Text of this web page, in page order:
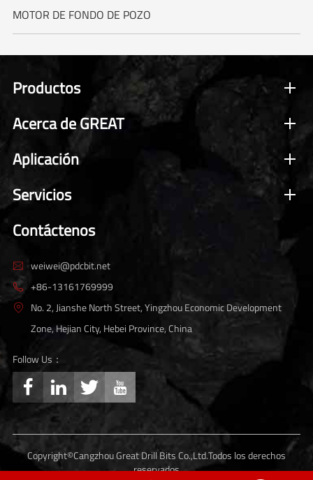
MOTOR DE FONDO DE POZO
Productos
Acerca de GREAT
Aplicación
Servicios
Contáctenos
 weiwei@pdcbit.net
 +86-13161769999

No. 2, Jianshe North Street, Yingzhou Economic Development
Zone, Hejian City, Hebei Province, China
Follow Us：
   
Copyright©Cangzhou Great Drill Bits Co.,Ltd.Todos los derechos
reservados